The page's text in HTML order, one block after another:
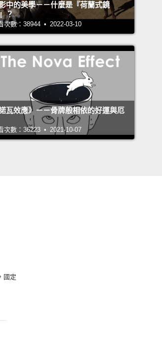
中的美學－－什麼是『荷蘭式鏡
？
次數：38944 • 2022-03-10
諾瓦效應》－－骨牌般相依的好運與厄
次數：36223 • 2021-10-07
國定